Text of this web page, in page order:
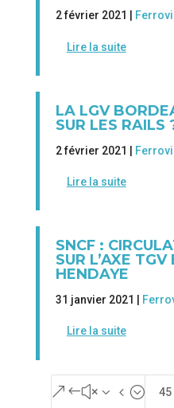
2 février 2021 |
Lire la suite
LA LGV
SUR LES RAILS
2 février 2021 |
Lire la suite
SNCF :
SUR L’AXE
HENDAYE
31 janvier 2021 |
Lire la suite
&#x34; 45